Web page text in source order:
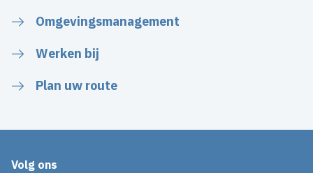
Omgevingsmanagement
Werken bij
Plan uw route
Volg ons